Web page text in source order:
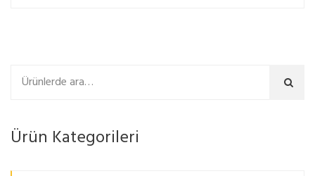
Ara
Ürün Kategorileri